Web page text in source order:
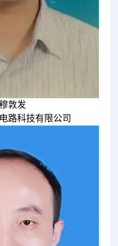
敦发
路科技有限公司